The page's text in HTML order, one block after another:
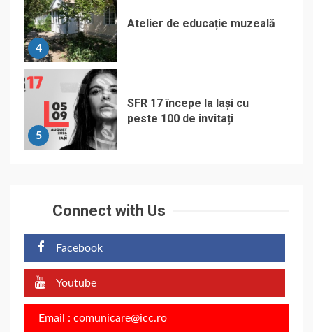
4
Atelier de educație muzeală
5
SFR 17 începe la Iași cu
peste 100 de invitați
Connect with Us
Facebook
Youtube
Email : comunicare@icc.ro